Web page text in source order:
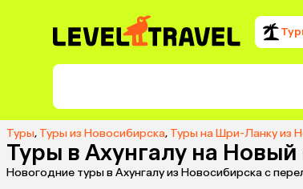
Туры, Туры из Новосибирска, Туры на Шри-Ланку из
Туры в Ахунгалу на
Новогодние туры в Ахунгалу из Новосибирска с